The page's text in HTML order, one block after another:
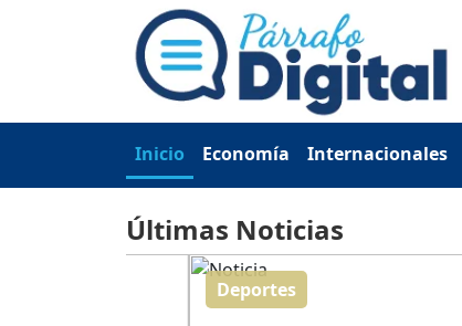
Inicio Economía Internacionales
Últimas Noticias
Deportes